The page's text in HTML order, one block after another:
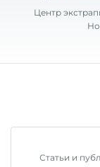
Центр
Статьи и